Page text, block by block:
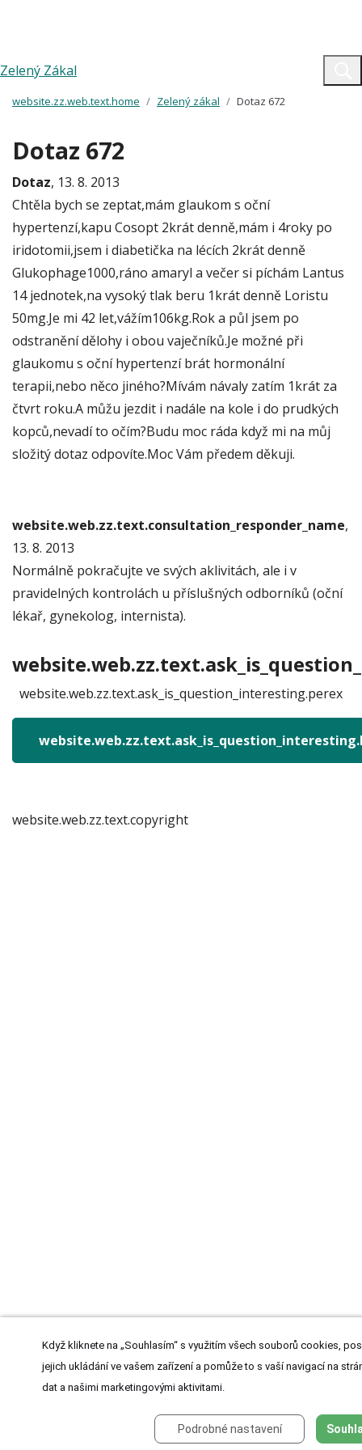
Zelený Zákal
website.zz.web.text.home Zelený zákal Dotaz 672
Dotaz 672
Dotaz, 13. 8. 2013
Chtěla bych se zeptat,mám glaukom s oční
hypertenzí,kapu Cosopt 2krát denně,mám i 4roky po
iridotomii,jsem i diabetička na lécích 2krát denně
Glukophage1000,ráno amaryl a večer si píchám Lantus
14 jednotek,na vysoký tlak beru 1krát denně Loristu
50mg.Je mi 42 let,vážím106kg.Rok a půl jsem po
odstranění dělohy i obou vaječníků.Je možné při
glaukomu s oční hypertenzí brát hormonální
terapii,nebo něco jiného?Mívám návaly zatím 1krát za
čtvrt roku.A můžu jezdit i nadále na kole i do prudkých
kopců,nevadí to očím?Budu moc ráda když mi na můj
složitý dotaz odpovíte.Moc Vám předem děkuji.
website.web.zz.text.consultation_responder_name,
13. 8. 2013
Normálně pokračujte ve svých aklivitách, ale i v
pravidelných kontrolách u příslušných odborníků (oční
lékař, gynekolog, internista).
website.web.zz.text.ask_is_question_interesting.perex
website.web.zz.text.copyright
Když kliknete na „Souhlasím“ s využitím všech souborů cookies,
jejich ukládání ve vašem zařízení a pomůže to s vaší navigací na
dat a našimi marketingovými aktivitami.
Podrobné nastavení